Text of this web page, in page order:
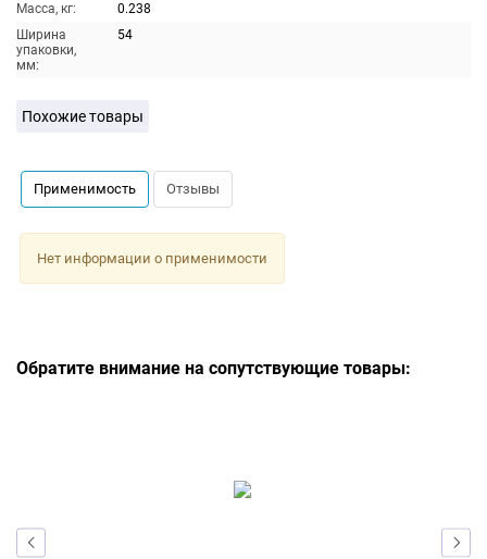
Масса, кг:
0.238
Ширина
упаковки,
мм:
54
Похожие товары
Применимость Отзывы
Нет информации о применимости
Обратите внимание на сопутствующие товары: